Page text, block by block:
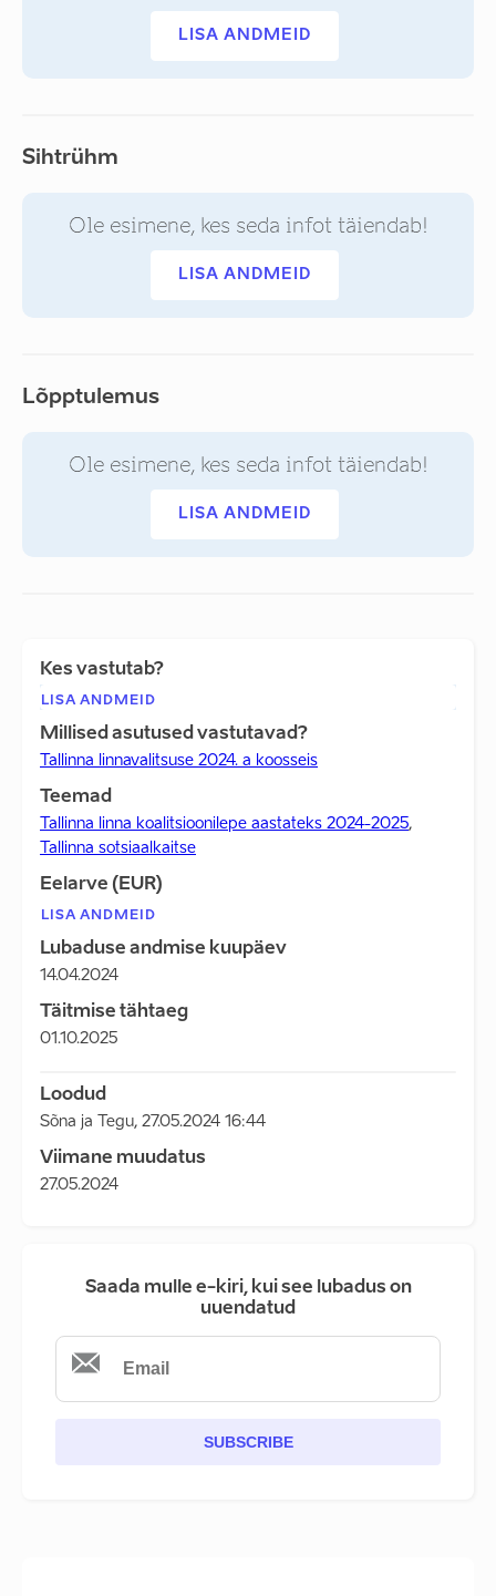
LISA ANDMEID
Sihtrühm
Ole esimene, kes seda infot täiendab!
LISA ANDMEID
Lõpptulemus
Ole esimene, kes seda infot täiendab!
LISA ANDMEID
Kes vastutab?
LISA ANDMEID
Millised asutused vastutavad?
Tallinna linnavalitsuse 2024. a koosseis
Teemad
Tallinna linna koalitsioonilepe aastateks 2024-2025,
Tallinna sotsiaalkaitse
Eelarve (EUR)
LISA ANDMEID
Lubaduse andmise kuupäev
14.04.2024
Täitmise tähtaeg
01.10.2025
Loodud
Sõna ja Tegu, 27.05.2024 16:44
Viimane muudatus
27.05.2024
Saada mulle e-kiri, kui see lubadus on
uuendatud
SUBSCRIBE